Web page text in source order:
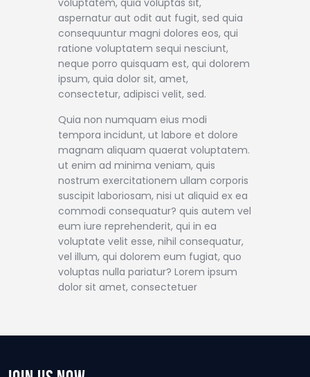
aspernatur aut odit aut fugit, sed quia
consequuntur magni dolores eos, qui
ratione voluptatem sequi nesciunt,
neque porro quisquam est, qui dolorem
ipsum, quia dolor sit, amet,
consectetur, adipisci velit, sed.
Quia non numquam eius modi
tempora incidunt, ut labore et dolore
magnam aliquam quaerat voluptatem.
ut enim ad minima veniam, quis
nostrum exercitationem ullam corporis
suscipit laboriosam, nisi ut aliquid ex ea
commodi consequatur? quis autem vel
eum iure reprehenderit, qui in ea
voluptate velit esse, nihil consequatur,
vel illum, qui dolorem eum fugiat, quo
voluptas nulla pariatur? Lorem ipsum
dolor sit amet, consectetuer